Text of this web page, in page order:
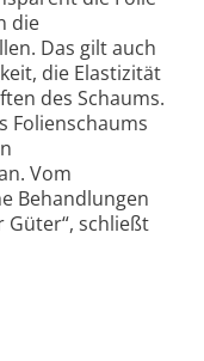
die
Das gilt auch
die Elastizität
des Schaums.
Folienschaums
Vom
Behandlungen
Güter“, schließt